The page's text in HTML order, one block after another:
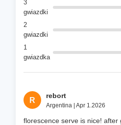
3
gwiazdki
2
gwiazdki
1
gwiazdka
R
rebort
Argentina | Apr 1.2026
florescence serve is nice! after